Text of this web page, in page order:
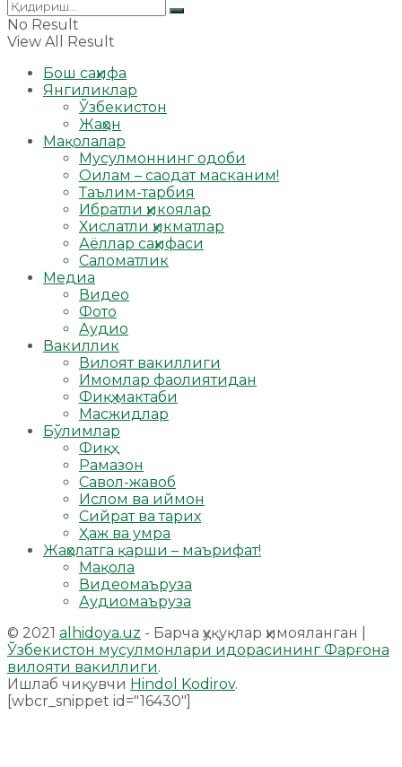
No Result
View All Result
Бош саҳифа
Янгиликлар
Ўзбекистон
Жаҳон
Мақолалар
Мусулмоннинг одоби
Оилам – саодат масканим!
Таълим-тарбия
Ибратли ҳикоялар
Хислатли ҳикматлар
Аёллар саҳифаси
Саломатлик
Медиа
Видео
Фото
Аудио
Вакиллик
Вилоят вакиллиги
Имомлар фаолиятидан
Фиқҳ мактаби
Масжидлар
Бўлимлар
Фиқҳ
Рамазон
Савол-жавоб
Ислом ва иймон
Сийрат ва тарих
Ҳаж ва умра
Жаҳолатга қарши – маърифат!
Мақола
Видеомаъруза
Аудиомаъруза
© 2021 alhidoya.uz - Барча ҳуқуқлар ҳимояланган |
Ўзбекистон мусулмонлари идорасининг Фарғона
вилояти вакиллиги.
Ишлаб чиқувчи Hindol Kodirov.
[wbcr_snippet id="16430"]